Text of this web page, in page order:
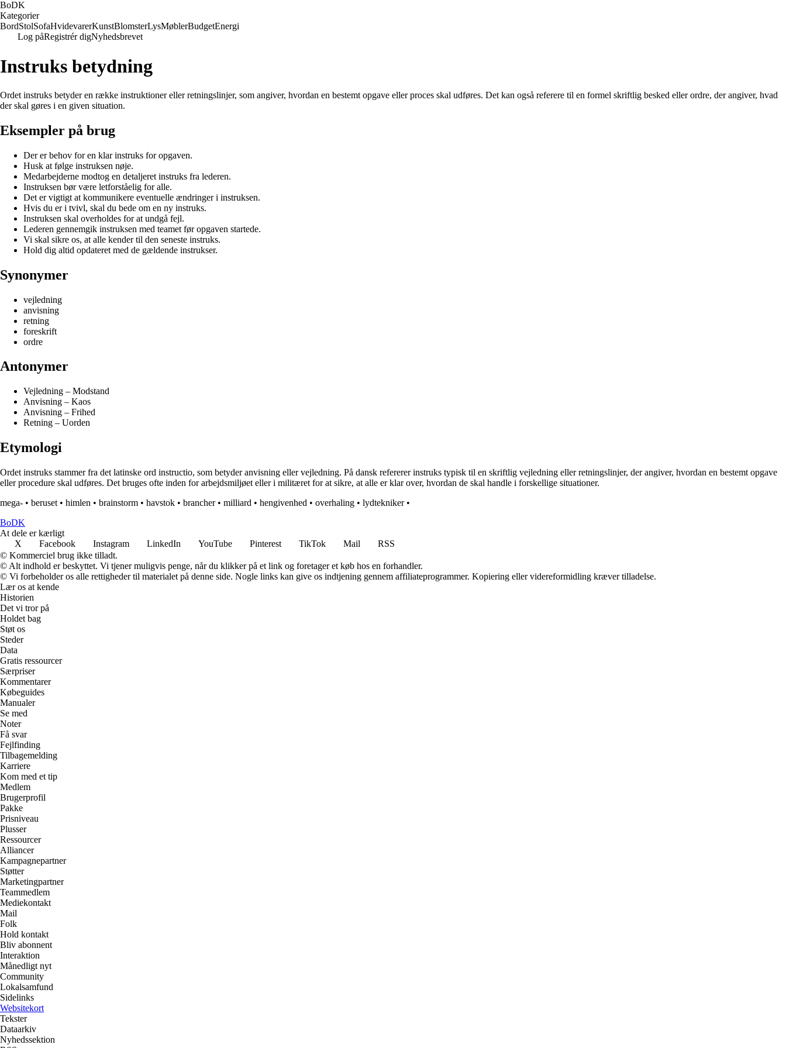
BoDK
Kategorier
BordStolSofaHvidevarerKunstBlomsterLysMøblerBudgetEnergi
Log påRegistrér digNyhedsbrevet
Instruks betydning
Ordet instruks betyder en række instruktioner eller retningslinjer, som angiver, hvordan en bestemt opgave eller proces skal udføres. Det kan også referere til en formel skriftlig besked eller ordre, der angiver, hvad
der skal gøres i en given situation.
Eksempler på brug
Der er behov for en klar instruks for opgaven.
Husk at følge instruksen nøje.
Medarbejderne modtog en detaljeret instruks fra lederen.
Instruksen bør være letforståelig for alle.
Det er vigtigt at kommunikere eventuelle ændringer i instruksen.
Hvis du er i tvivl, skal du bede om en ny instruks.
Instruksen skal overholdes for at undgå fejl.
Lederen gennemgik instruksen med teamet før opgaven startede.
Vi skal sikre os, at alle kender til den seneste instruks.
Hold dig altid opdateret med de gældende instrukser.
Synonymer
vejledning
anvisning
retning
foreskrift
ordre
Antonymer
Vejledning – Modstand
Anvisning – Kaos
Anvisning – Frihed
Retning – Uorden
Etymologi
Ordet instruks stammer fra det latinske ord instructio, som betyder anvisning eller vejledning. På dansk refererer instruks typisk til en skriftlig vejledning eller retningslinjer, der angiver, hvordan en bestemt opgave
eller procedure skal udføres. Det bruges ofte inden for arbejdsmiljøet eller i militæret for at sikre, at alle er klar over, hvordan de skal handle i forskellige situationer.
mega- • beruset • himlen • brainstorm • havstok • brancher• milliard • hengivenhed • overhaling • lydtekniker•
BoDK
At dele er kærligt
X
Facebook Instagram LinkedIn YouTube Pinterest TikTok Mail
RSS
© Kommerciel brug ikke tilladt.
© Alt indhold er beskyttet. Vi tjener muligvis penge, når du klikker på et link og foretager et køb hos en forhandler.
© Vi forbeholder os alle rettigheder til materialet på denne side. Nogle links kan give os indtjening gennem affiliateprogrammer. Kopiering eller videreformidling kræver tilladelse.
Lær os at kende
Historien
Det vi tror på
Holdet bag
Støt os
Steder
Data
Gratis ressourcer
Særpriser
Kommentarer
Købeguides
Manualer
Se med
Noter
Få svar
Fejlfinding
Tilbagemelding
Karriere
Kom med et tip
Medlem
Brugerprofil
Pakke
Prisniveau
Plusser
Ressourcer
Alliancer
Kampagnepartner
Støtter
Marketingpartner
Teammedlem
Mediekontakt
Mail
Folk
Hold kontakt
Bliv abonnent
Interaktion
Månedligt nyt
Community
Lokalsamfund
Sidelinks
Websitekort
Tekster
Dataarkiv
Nyhedssektion